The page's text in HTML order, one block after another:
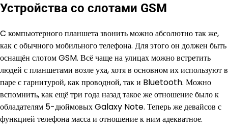
Устройства со слотами GSM
C компьютерного планшета звонить можно абсолютно так же,
как с обычного мобильного телефона. Для этого он должен быть
оснащён слотом GSM. Всё чаще на улицах можно встретить
людей с планшетами возле уха, хотя в основном их используют в
паре с гарнитурой, как проводной, так и Bluetooth. Можно
вспомнить, как ещё три года назад такое же отношение было к
обладателям 5-дюймовых Galaxy Note. Теперь же девайсов с
функцией телефона масса и отношение к ним адекватное.